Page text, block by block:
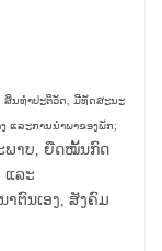
ສິນທໍາປະຕິວັດ, ມີທັດສະນະ
ແລະການນໍາພາຂອງພັກ;
ພາບ, ຍືດໝັ້ນກົດ
ແລະ
ຕົນເອງ, ສັງຄົມ